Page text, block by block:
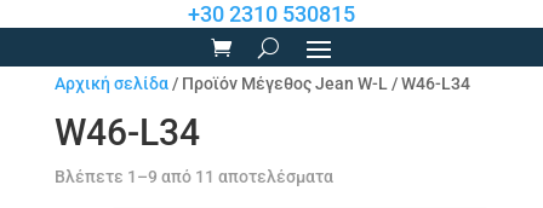
+30 2310 530815
Αρχική σελίδα/ Προϊόν Μέγεθος Jean W-L / W46-L34
W46-L34
Βλέπετε 1–9 από 11 αποτελέσματαSorted